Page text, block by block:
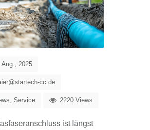
Aug., 2025
cc.de
, Service 2220 Views
ist längst